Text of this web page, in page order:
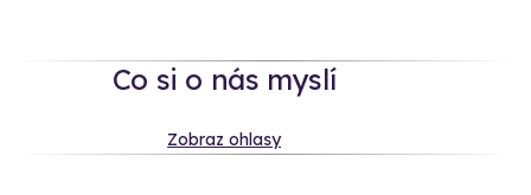
Co si o nás myslí
Zobraz ohlasy